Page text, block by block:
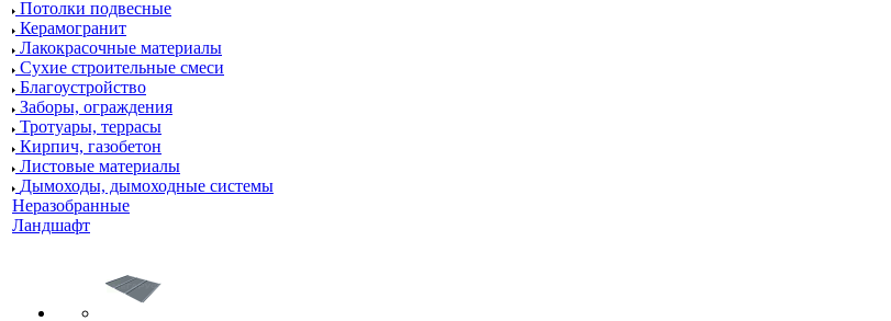
Потолки подвесные
Керамогранит
Лакокрасочные материалы
Сухие строительные смеси
Благоустройство
Заборы, ограждения
Тротуары, террасы
Кирпич, газобетон
Листовые материалы
Дымоходы, дымоходные системы
Неразобранные
Ландшафт